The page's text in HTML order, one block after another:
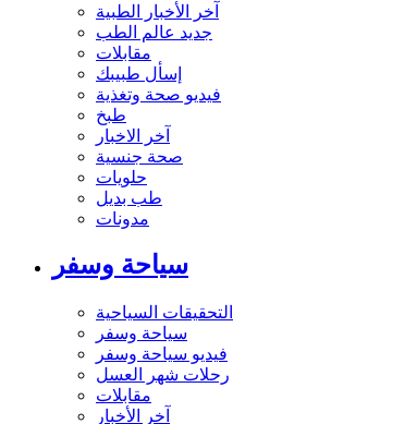
آخر الأخبار الطبية
جديد عالم الطب
مقابلات
إسأل طبيبك
فيديو صحة وتغذية
طبخ
آخر الاخبار
صحة جنسية
حلويات
طب بديل
مدونات
سياحة وسفر
التحقيقات السياحية
سياحة وسفر
فيديو سياحة وسفر
رحلات شهر العسل
مقابلات
آخر الأخبار